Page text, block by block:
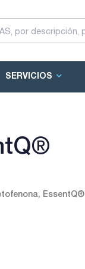
SERVICIOS
EssentQ®